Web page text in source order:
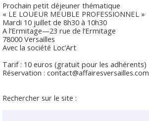
Prochain petit déjeuner thématique
« LE LOUEUR MEUBLE PROFESSIONNEL »
Mardi 10 juillet de 8h30 à 10h30
A l’Ermitage—23 rue de l’Ermitage
78000 Versailles
Avec la société Loc’Art
Tarif : 10 euros (gratuit pour les adhérents)
Réservation : contact@affairesversailles.com
Rechercher sur le site :